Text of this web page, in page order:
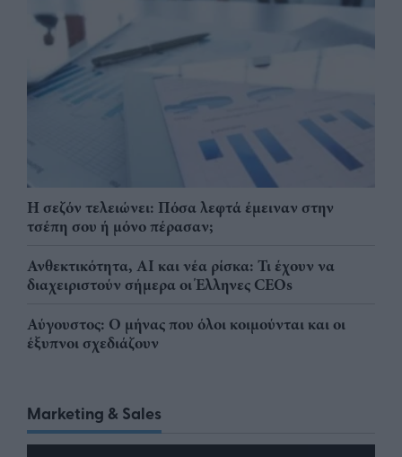
Η σεζόν τελειώνει: Πόσα λεφτά έμειναν στην
τσέπη σου ή μόνο πέρασαν;
Ανθεκτικότητα, AI και νέα ρίσκα: Τι έχουν να
διαχειριστούν σήμερα οι Έλληνες CEOs
Αύγουστος: Ο μήνας που όλοι κοιμούνται και οι
έξυπνοι σχεδιάζουν
Marketing & Sales